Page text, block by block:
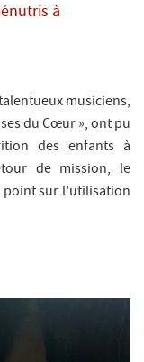
à
musiciens,
du Cœur », ont pu
des enfants à
de mission, le
point sur l’utilisation